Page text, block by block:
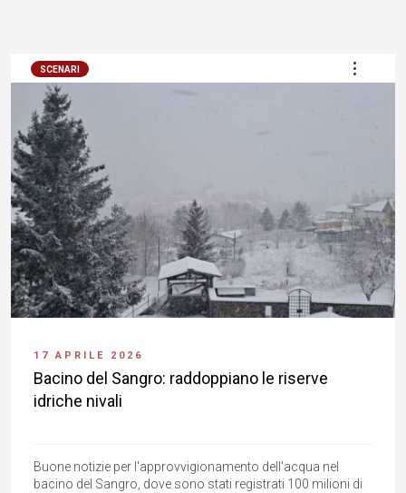
SCENARI
17 APRILE 2026
Bacino del Sangro: raddoppiano le riserve
idriche nivali
Buone notizie per l'approvvigionamento dell'acqua nel
bacino del Sangro, dove sono stati registrati 100 milioni di